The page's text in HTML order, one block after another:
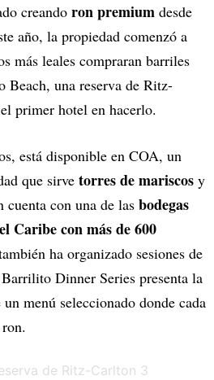
creando ron premium desde
año, la propiedad comenzó a
más leales compraran barriles
Beach, una reserva de Ritz-
primer hotel en hacerlo.
está disponible en COA, un
que sirve torres de mariscos y
con una de las bodegas
Caribe con más de 600
ha organizado sesiones de
Dinner Series presenta la
menú seleccionado donde cada